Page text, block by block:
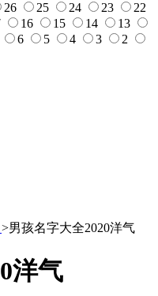
26 25 24 23
22
16 15 14
13
6 5 4 3
2
>男孩名字大全2020洋气
洋气